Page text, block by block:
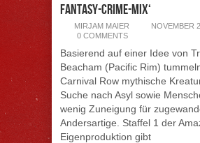
Fantasy-Crime-Mix‘
MIRJAM MAIER
NOVEMBER
0 COMMENTS
Basierend auf einer Idee von
Beacham (Pacific Rim)
Carnival Row mythische
Suche nach Asyl sowie
wenig Zuneigung für
Andersartige. Staffel 1 der
Eigenproduktion gibt